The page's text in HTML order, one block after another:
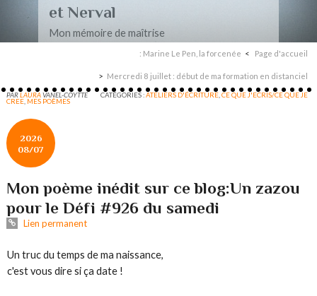
et Nerval
Mon mémoire de maîtrise
: Marine Le Pen, la forcenée Page d'accueil
Mercredi 8 juillet : début de ma formation en distanciel
PARLAURAVANEL-COYTTE CATÉGORIES :ATELIERS D'ÉCRITURE ,CE QUE J'ECRIS/CE QUE JE
CREE MES POÈMES
2026
08/07
Mon poème inédit sur ce blog:Un zazou
pour le Défi #926 du samedi
Lien permanent
Un truc du temps de ma naissance,
c'est vous dire si ça date !